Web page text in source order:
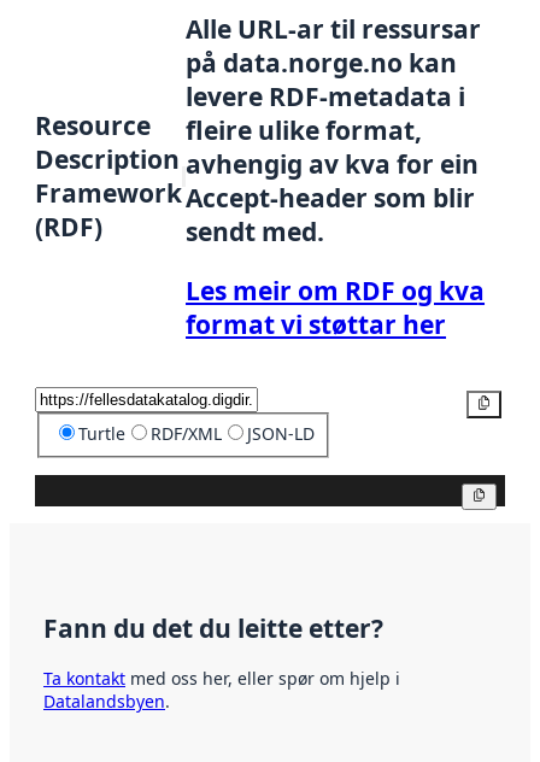
Resource
Description
Framework
(RDF)
Alle URL-ar til ressursar
på data.norge.no kan
levere RDF-metadata i
fleire ulike format,
avhengig av kva for ein
Accept-header som blir
sendt med.
Les meir om RDF og kva
format vi støttar her
Turtle RDF/XML JSON-LD
Fann du det du leitte etter?
Ta kontakt med oss her, eller spør om hjelp i
Datalandsbyen.